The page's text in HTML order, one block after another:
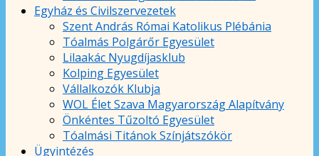
Egyház és Civilszervezetek
Szent András Római Katolikus Plébánia
Tóalmás Polgárőr Egyesület
Lilaakác Nyugdíjasklub
Kolping Egyesület
Vállalkozók Klubja
WOL Élet Szava Magyarország Alapítvány
Önkéntes Tűzoltó Egyesület
Tóalmási Titánok Színjátszókör
Ügyintézés